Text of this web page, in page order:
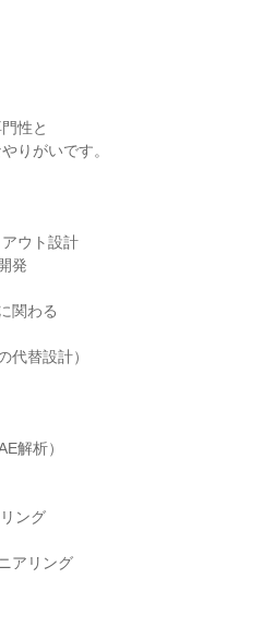
性と
りがいです。
ウト設計
発
関わる
代替設計）
解析）
ング
アリング